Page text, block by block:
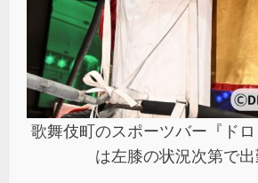
歌舞伎町のスポーツバー『ド
は左膝の状況次第で